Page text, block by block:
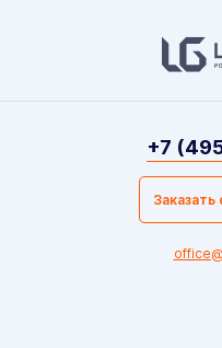
+7
Заказать